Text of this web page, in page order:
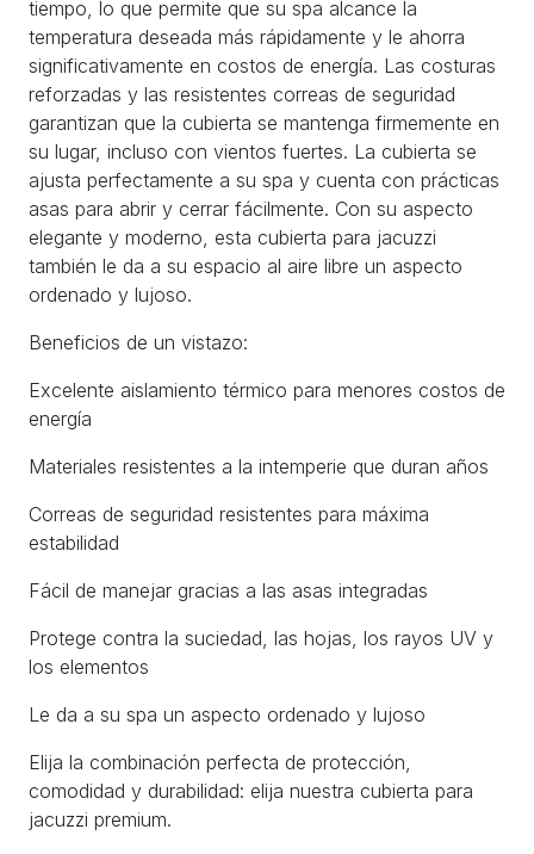
tiempo, lo que permite que su spa alcance la
temperatura deseada más rápidamente y le ahorra
significativamente en costos de energía. Las costuras
reforzadas y las resistentes correas de seguridad
garantizan que la cubierta se mantenga firmemente en
su lugar, incluso con vientos fuertes. La cubierta se
ajusta perfectamente a su spa y cuenta con prácticas
asas para abrir y cerrar fácilmente. Con su aspecto
elegante y moderno, esta cubierta para jacuzzi
también le da a su espacio al aire libre un aspecto
ordenado y lujoso.
Beneficios de un vistazo:
Excelente aislamiento térmico para menores costos de
energía
Materiales resistentes a la intemperie que duran años
Correas de seguridad resistentes para máxima
estabilidad
Fácil de manejar gracias a las asas integradas
Protege contra la suciedad, las hojas, los rayos UV y
los elementos
Le da a su spa un aspecto ordenado y lujoso
Elija la combinación perfecta de protección,
comodidad y durabilidad: elija nuestra cubierta para
jacuzzi premium.